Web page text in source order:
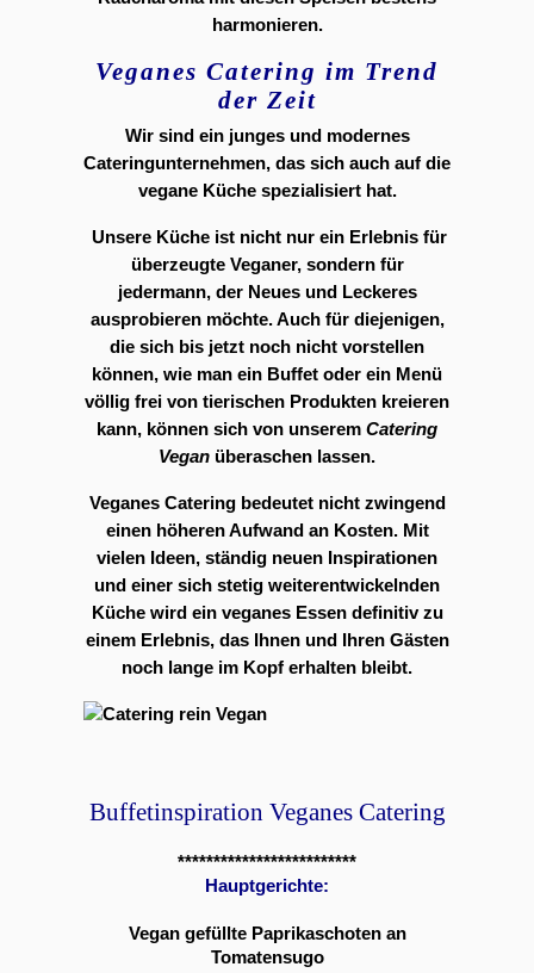
harmonieren.
Veganes Catering im Trend
der Zeit
Wir sind ein junges und modernes
Cateringunternehmen, das sich auch auf die
vegane Küche spezialisiert hat.
Unsere Küche ist nicht nur ein Erlebnis für
überzeugte Veganer, sondern für
jedermann, der Neues und Leckeres
ausprobieren möchte. Auch für diejenigen,
die sich bis jetzt noch nicht vorstellen
können, wie man ein Buffet oder ein Menü
völlig frei von tierischen Produkten kreieren
kann, können sich von unserem Catering
Vegan überaschen lassen.
Veganes Catering bedeutet nicht zwingend
einen höheren Aufwand an Kosten. Mit
vielen Ideen, ständig neuen Inspirationen
und einer sich stetig weiterentwickelnden
Küche wird ein veganes Essen definitiv zu
einem Erlebnis, das Ihnen und Ihren Gästen
noch lange im Kopf erhalten bleibt.
Buffetinspiration Veganes Catering
*************************
Hauptgerichte:
Vegan gefüllte Paprikaschoten an
Tomatensugo